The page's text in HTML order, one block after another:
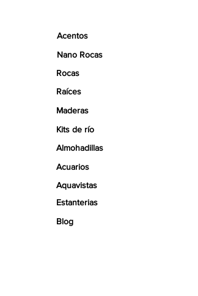
Acentos
Nano Rocas
Rocas
Raíces
Maderas
Kits de río
Almohadillas
Acuarios
Aquavistas
Estanterias
Blog